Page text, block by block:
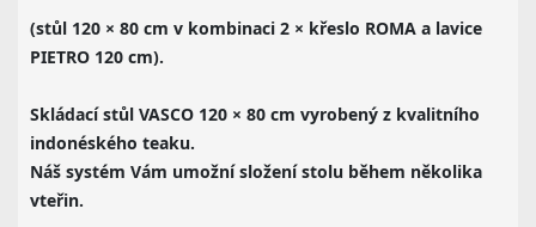
(stůl 120 × 80 cm v kombinaci 2 × křeslo ROMA a lavice
PIETRO 120 cm).
Skládací stůl VASCO 120 × 80 cm vyrobený z kvalitního
indonéského teaku.
Náš systém Vám umožní složení stolu během několika
vteřin.